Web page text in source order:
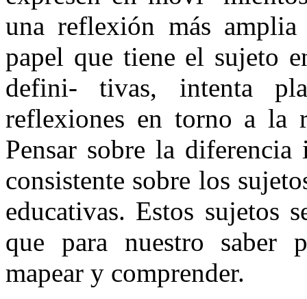
una reflexión más
papel que tiene el sujeto
defini- tivas, intenta
reflexiones en torno a la
Pensar sobre la
consistente sobre los
educativas. Estos sujetos
que para nuestro saber
mapear y comprender.